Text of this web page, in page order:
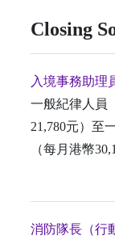
Closing
入境事務助理
一般紀律人員
21,780元）至
（每月港幣
消防隊長（行